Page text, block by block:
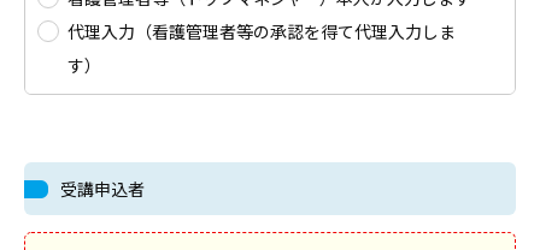
代理入力（看護管理者等の承認を得て代理入力しま
す）
受講申込者